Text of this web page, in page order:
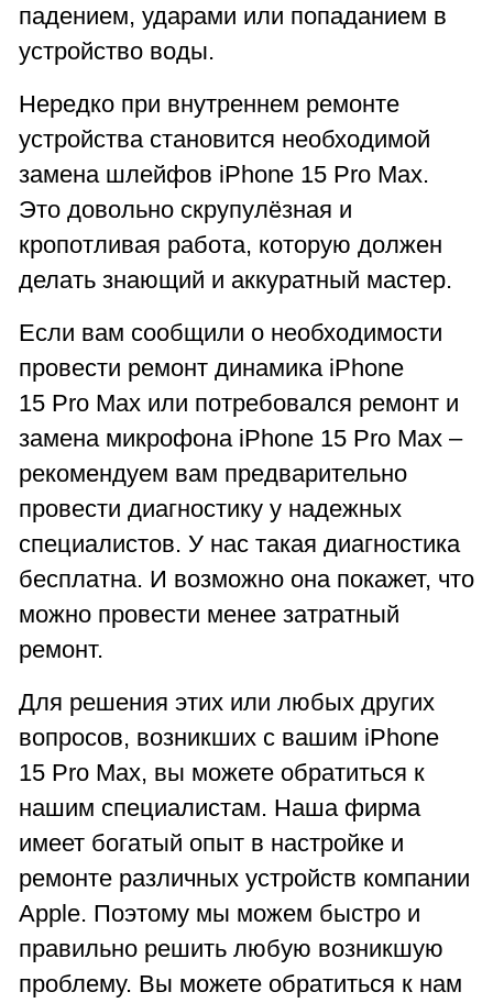
падением, ударами или попаданием в
устройство воды.
Нередко при внутреннем ремонте
устройства становится необходимой
замена шлейфов iPhone 15 Pro Max.
Это довольно скрупулёзная и
кропотливая работа, которую должен
делать знающий и аккуратный мастер.
Если вам сообщили о необходимости
провести ремонт динамика iPhone
15 Pro Max или потребовался ремонт и
замена микрофона iPhone 15 Pro Max –
рекомендуем вам предварительно
провести диагностику у надежных
специалистов. У нас такая диагностика
бесплатна. И возможно она покажет, что
можно провести менее затратный
ремонт.
Для решения этих или любых других
вопросов, возникших с вашим iPhone
15 Pro Max, вы можете обратиться к
нашим специалистам. Наша фирма
имеет богатый опыт в настройке и
ремонте различных устройств компании
Apple. Поэтому мы можем быстро и
правильно решить любую возникшую
проблему. Вы можете обратиться к нам